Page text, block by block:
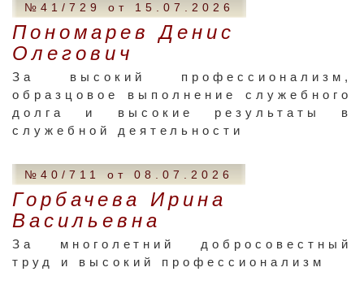
№41/729 от 15.07.2026
Пономарев Денис
Олегович
За высокий профессионализм,
образцовое выполнение служебного
долга и высокие результаты в
служебной деятельности
№40/711 от 08.07.2026
Горбачева Ирина
Васильевна
За многолетний добросовестный
труд и высокий профессионализм